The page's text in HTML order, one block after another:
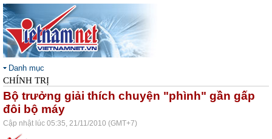
Danh mục
CHÍNH TRỊ
Bộ trưởng giải thích chuyện "phình" gần gấp
đôi bộ máy
Cập nhật lúc 05:35, 21/11/2010 (GMT+7)